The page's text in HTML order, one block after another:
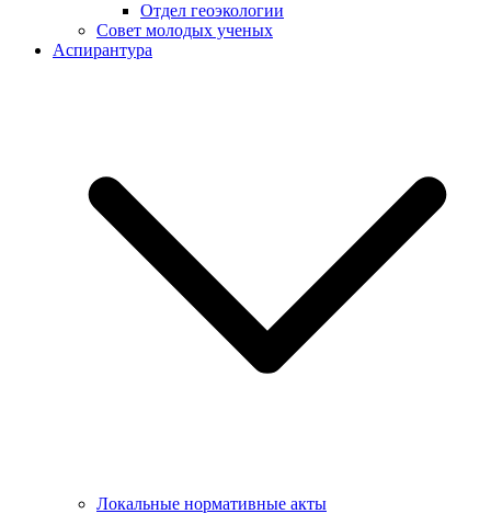
Отдел геоэкологии
Совет молодых ученых
Аспирантура
Локальные нормативные акты